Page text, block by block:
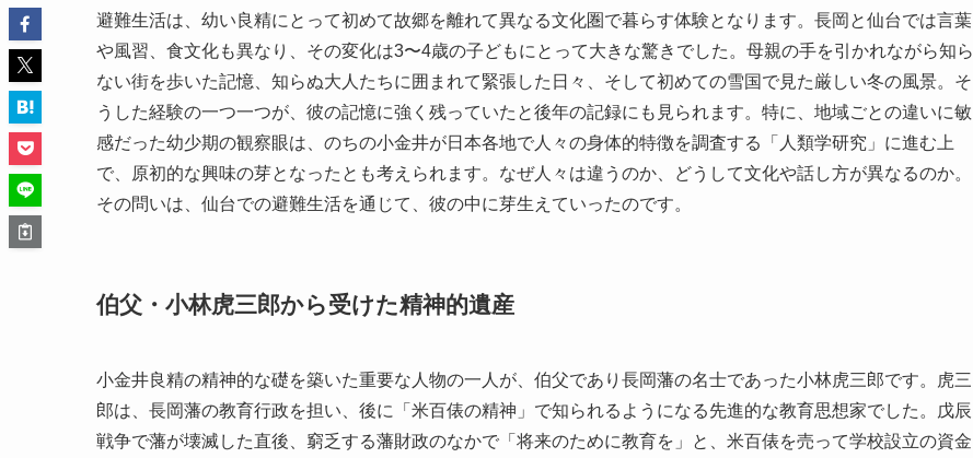
避難生活は、幼い良精にとって初めて故郷を離れて異なる文化圏で暮らす体験となります。長岡と仙台では言葉
や風習、食文化も異なり、その変化は3〜4歳の子どもにとって大きな驚きでした。母親の手を引かれながら知ら
ない街を歩いた記憶、知らぬ大人たちに囲まれて緊張した日々、そして初めての雪国で見た厳しい冬の風景。そ
うした経験の一つ一つが、彼の記憶に強く残っていたと後年の記録にも見られます。特に、地域ごとの違いに敏
感だった幼少期の観察眼は、のちの小金井が日本各地で人々の身体的特徴を調査する「人類学研究」に進む上
で、原初的な興味の芽となったとも考えられます。なぜ人々は違うのか、どうして文化や話し方が異なるのか。
その問いは、仙台での避難生活を通じて、彼の中に芽生えていったのです。
伯父・小林虎三郎から受けた精神的遺産
小金井良精の精神的な礎を築いた重要な人物の一人が、伯父であり長岡藩の名士であった小林虎三郎です。虎三
郎は、長岡藩の教育行政を担い、後に「米百俵の精神」で知られるようになる先進的な教育思想家でした。戊辰
戦争で藩が壊滅した直後、窮乏する藩財政のなかで「将来のために教育を」と、米百俵を売って学校設立の資金